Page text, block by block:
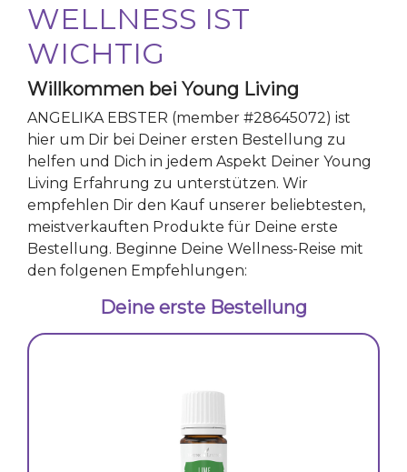
WELLNESS IST
WICHTIG
Willkommen bei Young Living
ANGELIKA EBSTER (member #28645072) ist
hier um Dir bei Deiner ersten Bestellung zu
helfen und Dich in jedem Aspekt Deiner Young
Living Erfahrung zu unterstützen. Wir
empfehlen Dir den Kauf unserer beliebtesten,
meistverkauften Produkte für Deine erste
Bestellung. Beginne Deine Wellness-Reise mit
den folgenen Empfehlungen:
Deine erste Bestellung